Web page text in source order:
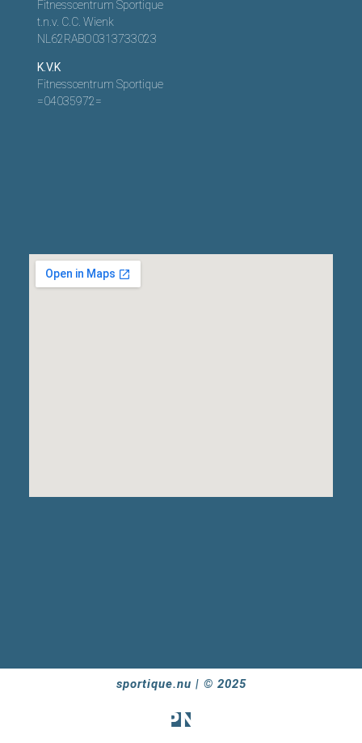
Fitnesscentrum Sportique
t.n.v. C.C. Wienk
NL62RABO0313733023
K.V.K
Fitnesscentrum Sportique
=04035972=
sportique.nu | © 2025